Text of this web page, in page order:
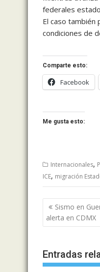
federales
El caso
condiciones de
Comparte esto:
Facebook
Me gusta esto:
Internacionales,
ICE, migración
de
entradas
Sismo en
alerta en CDMX
Entradas